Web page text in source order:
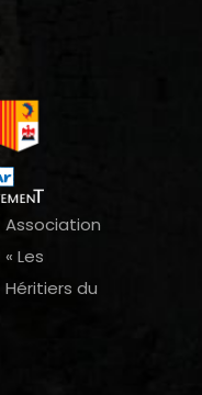
Association
« Les
Héritiers du